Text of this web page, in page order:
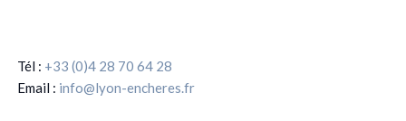
Tél : +33 (0)4 28 70 64 28
Email : info@lyon-encheres.fr